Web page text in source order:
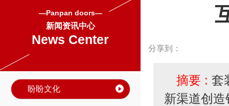
—Panpan doors—
新闻资讯中心
News Center
盼盼文化
分享到：
摘要 : 套
新渠道创